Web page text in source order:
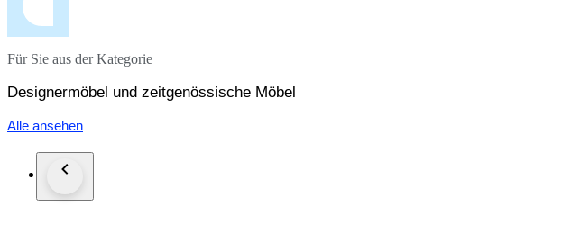
Für Sie aus der Kategorie
Designermöbel und zeitgenössische Möbel
Alle ansehen